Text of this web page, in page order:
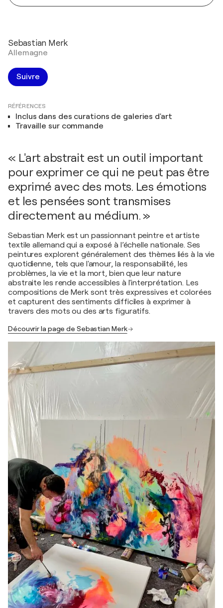
Sebastian Merk
Allemagne
Suivre
RÉFÉRENCES
Inclus dans des curations de galeries d'art
Travaille sur commande
« L'art abstrait est un outil important
pour exprimer ce qui ne peut pas être
exprimé avec des mots. Les émotions
et les pensées sont transmises
directement au médium. »
Sebastian Merk est un passionnant peintre et artiste
textile allemand qui a exposé à l’échelle nationale. Ses
peintures explorent généralement des thèmes liés à la vie
quotidienne, tels que l'amour, la responsabilité, les
problèmes, la vie et la mort, bien que leur nature
abstraite les rende accessibles à l'interprétation. Les
compositions de Merk sont très expressives et colorées
et capturent des sentiments difficiles à exprimer à
travers des mots ou des arts figuratifs.
Découvrir la page de Sebastian Merk